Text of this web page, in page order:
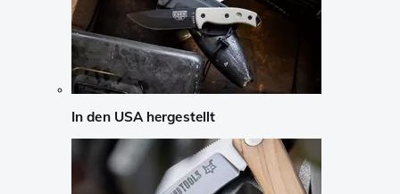
In den USA hergestellt